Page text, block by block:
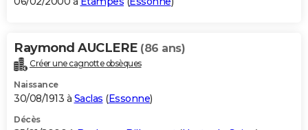
Raymond AUCLERE (86 ans)
Créer une cagnotte obsèques
Naissance
30/08/1913 à Saclas (Essonne)
Décès